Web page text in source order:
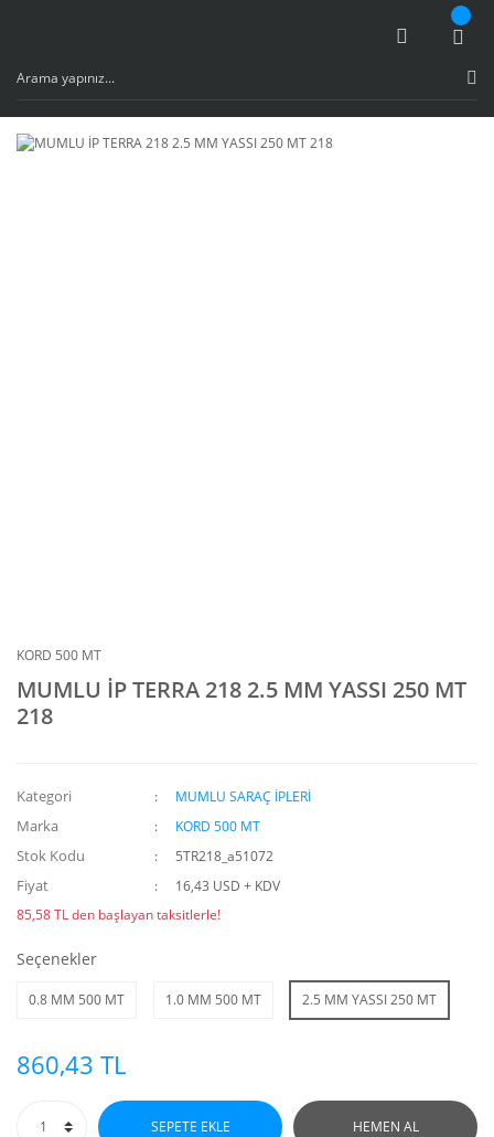
KORD 500 MT
MUMLU İP TERRA 218 2.5 MM YASSI 250 MT
218
Kategori MUMLU SARAÇ İPLERİ
Marka KORD 500 MT
Stok Kodu 5TR218_a51072
Fiyat
16,43 USD + KDV
85,58 TL den başlayan taksitlerle!
Seçenekler
0.8 MM 500 MT 1.0 MM 500 MT 2.5 MM YASSI 250 MT
860,43 TL
SEPETE EKLE HEMEN AL